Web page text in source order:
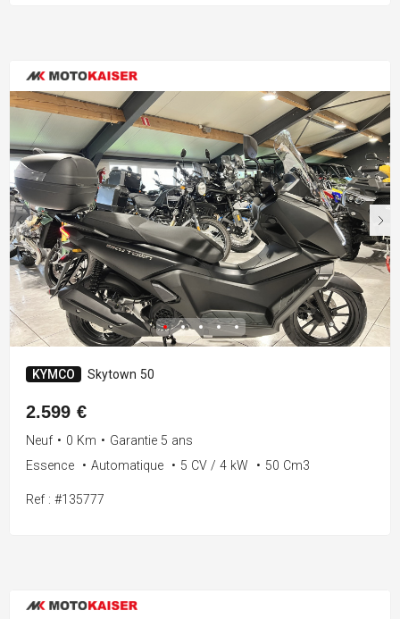
KYMCO Skytown 50
2.599 €
Neuf • 0 Km • Garantie 5 ans
Essence
• Automatique • 5 CV / 4 kW • 50 Cm3
Ref : #135777